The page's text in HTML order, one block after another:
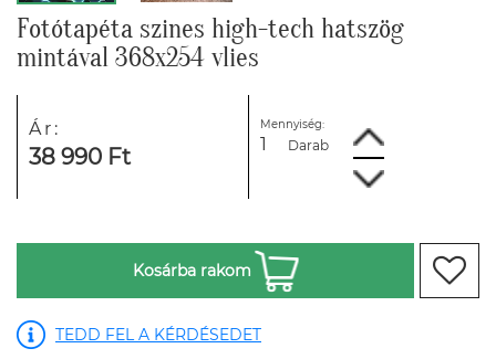
Fotótapéta szines high-tech hatszög
mintával 368x254 vlies
Ár:
38 990 Ft
Mennyiség:
Darab
Kosárba rakom
TEDD FEL A KÉRDÉSEDET